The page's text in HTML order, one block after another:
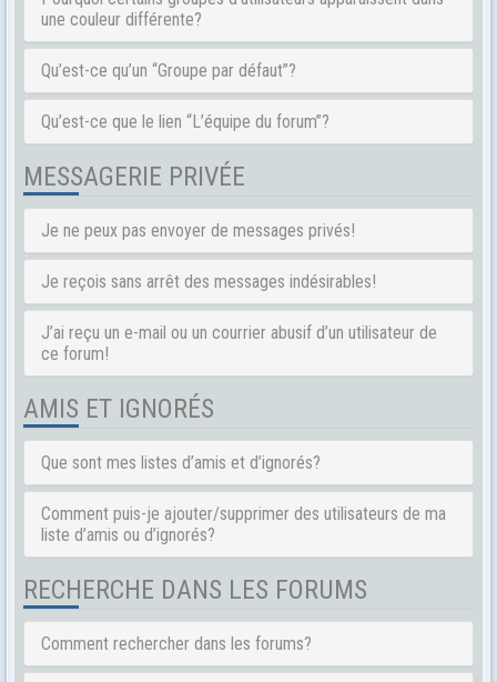
une couleur différente?
Qu’est-ce qu’un “Groupe par défaut”?
Qu’est-ce que le lien “L’équipe du forum”?
MESSAGERIE PRIVÉE
Je ne peux pas envoyer de messages privés!
Je reçois sans arrêt des messages indésirables!
J’ai reçu un e-mail ou un courrier abusif d’un utilisateur de
ce forum!
AMIS ET IGNORÉS
Que sont mes listes d’amis et d’ignorés?
Comment puis-je ajouter/supprimer des utilisateurs de ma
liste d’amis ou d’ignorés?
RECHERCHE DANS LES FORUMS
Comment rechercher dans les forums?